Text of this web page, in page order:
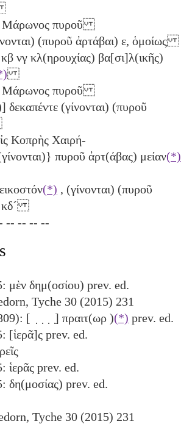
Μάρωνος πυροῦ
(πυροῦ ἀρτάβαι) ε, ὁμοίως
κβ νγ κλ(ηρουχίας) βα[σι]λ(ικῆς)
Μάρωνος πυροῦ
δεκαπέντε (γίνονται) (πυροῦ
Κοπρὴς Χαιρή-
πυροῦ ἀρτ(άβας) μείαν(*)
(*) , (γίνονται) (πυροῦ
κδ´
-- -- -- --
μὲν δημ(οσίου) prev. ed.
Tyche 30 (2015) 231
[ ̣ ̣ ̣ ̣] πραιτ(ωρ )(*) prev. ed.
[ἱερᾶ]ς prev. ed.
ἱερᾶς prev. ed.
δη(μοσίας) prev. ed.
Tyche 30 (2015) 231